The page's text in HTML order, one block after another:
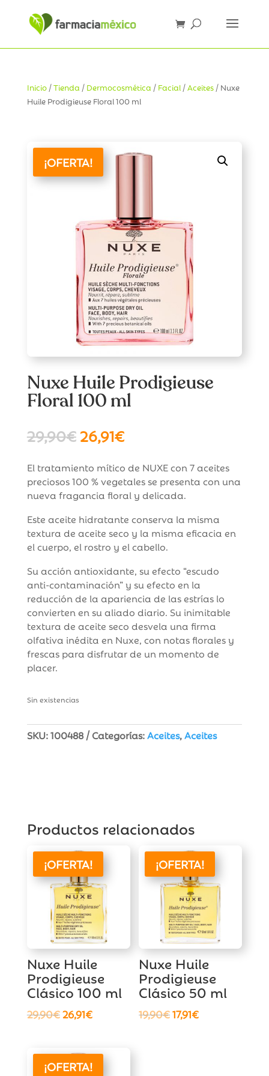
Inicio/Tienda / Dermocosmética / Facial/Aceites/ Nuxe
Huile Prodigieuse Floral 100 ml
¡OFERTA!
Nuxe Huile Prodigieuse
Floral 100 ml
29,90€El
precio
original
era:
29,90€.
26,91€El
precio
actual
es:
26,91€.
El tratamiento mítico de NUXE con 7 aceites
preciosos 100 % vegetales se presenta con una
nueva fragancia floral y delicada.
Este aceite hidratante conserva la misma
textura de aceite seco y la misma eficacia en
el cuerpo, el rostro y el cabello.
Su acción antioxidante, su efecto “escudo
anti-contaminación” y su efecto en la
reducción de la apariencia de las estrías lo
convierten en su aliado diario. Su inimitable
textura de aceite seco desvela una firma
olfativa inédita en Nuxe, con notas florales y
frescas para disfrutar de un momento de
placer.
Sin existencias
SKU:100488 Categorías:Aceites,Aceites
Productos relacionados
¡OFERTA!
Nuxe Huile
Prodigieuse
Clásico 100 ml
29,90€El
era:
26,91€El
es:
¡OFERTA!
Nuxe Huile
Prodigieuse
Clásico 50 ml
19,90€El
17,91€El
¡OFERTA!